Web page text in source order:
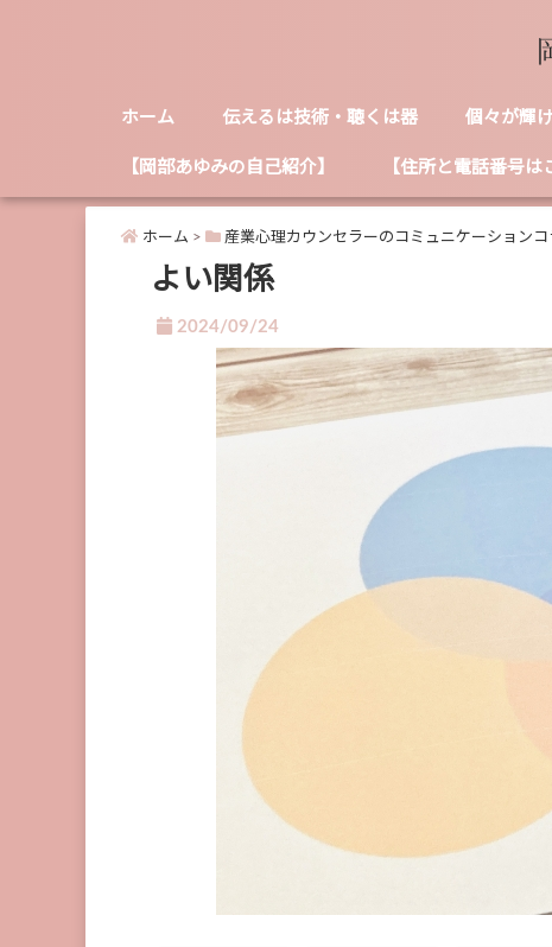
ホーム 伝えるは技術・聴くは器 個々が輝
【岡部あゆみの自己紹介】 【住所と電話番号は
ホーム > 産業心理カウンセラーのコミュニケーションコ
よい関係
2024/09/24